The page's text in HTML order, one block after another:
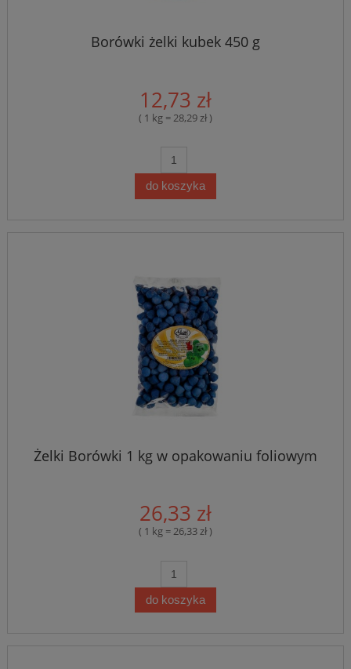
Borówki żelki kubek 450 g
12,73 zł
( 1 kg = 28,29 zł )
do koszyka
Żelki Borówki 1 kg w opakowaniu foliowym
26,33 zł
( 1 kg = 26,33 zł )
do koszyka